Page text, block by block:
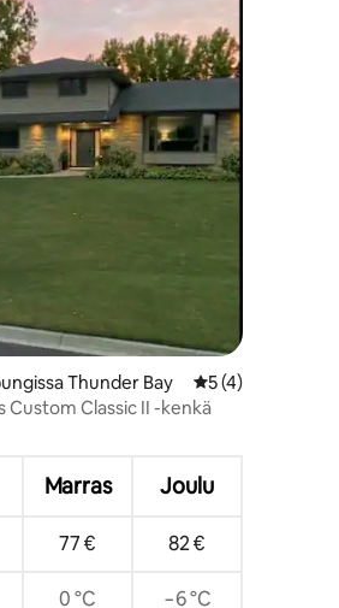
5/5, 4 arvostelua
Thunder Bay Keskimääräinen
5 (4)
Custom Classic II -kenkä
Marras Joulu
77 € 82 €
0 °C −6 °C